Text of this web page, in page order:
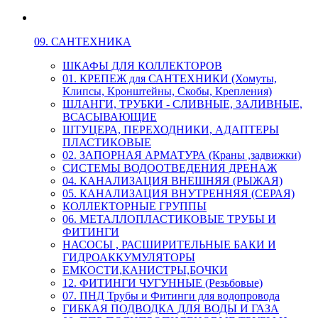
09. САНТЕХНИКА
ШКАФЫ ДЛЯ КОЛЛЕКТОРОВ
01. КРЕПЕЖ для САНТЕХНИКИ (Хомуты,
Клипсы, Кронштейны, Скобы, Крепления)
ШЛАНГИ, ТРУБКИ - СЛИВНЫЕ, ЗАЛИВНЫЕ,
ВСАСЫВАЮЩИЕ
ШТУЦЕРА, ПЕРЕХОДНИКИ, АДАПТЕРЫ
ПЛАСТИКОВЫЕ
02. ЗАПОРНАЯ АРМАТУРА (Краны ,задвижки)
СИСТЕМЫ ВОДООТВЕДЕНИЯ ДРЕНАЖ
04. КАНАЛИЗАЦИЯ ВНЕШНЯЯ (РЫЖАЯ)
05. КАНАЛИЗАЦИЯ ВНУТРЕННЯЯ (СЕРАЯ)
КОЛЛЕКТОРНЫЕ ГРУППЫ
06. МЕТАЛЛОПЛАСТИКОВЫЕ ТРУБЫ И
ФИТИНГИ
НАСОСЫ , РАСШИРИТЕЛЬНЫЕ БАКИ И
ГИДРОАККУМУЛЯТОРЫ
ЕМКОСТИ,КАНИСТРЫ,БОЧКИ
12. ФИТИНГИ ЧУГУННЫЕ (Резьбовые)
07. ПНД Трубы и Фитинги для водопровода
ГИБКАЯ ПОДВОДКА ДЛЯ ВОДЫ И ГАЗА